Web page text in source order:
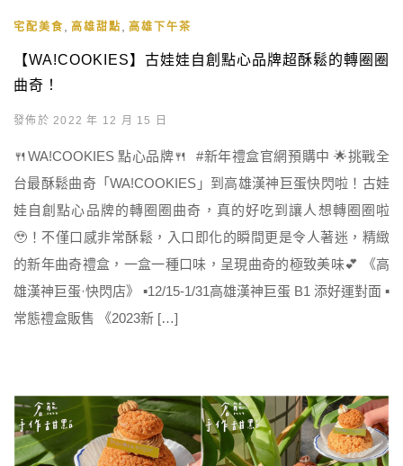
宅配美食 高雄甜點 高雄下午茶
【WA!COOKIES】古娃娃自創點心品牌超酥鬆的轉圈圈
曲奇！
發佈於 2022 年 12 月 15 日
🍴WA!COOKIES 點心品牌🍴 #新年禮盒官網預購中 🌟挑戰全
台最酥鬆曲奇「WA!COOKIES」到高雄漢神巨蛋快閃啦！古娃
娃自創點心品牌的轉圈圈曲奇，真的好吃到讓人想轉圈圈啦
🥹！不僅口感非常酥鬆，入口即化的瞬間更是令人著迷，精緻
的新年曲奇禮盒，一盒一種口味，呈現曲奇的極致美味💕 《高
雄漢神巨蛋·快閃店》 ▪️12/15-1/31高雄漢神巨蛋 B1 添好運對面 ▪️
常態禮盒販售 《2023新 […]